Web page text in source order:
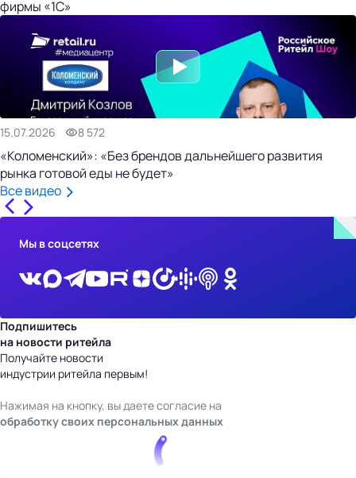
фирмы «1С»
15.07.2026 8 572
«Коломенский»: «Без брендов дальнейшего развития
рынка готовой еды не будет»
Все видео
Мы в соцсетях
Подпишитесь
на новости ритейла
Получайте новости
индустрии ритейла первым!
Нажимая на кнопку, вы даете согласие на
обработку своих персональных данных